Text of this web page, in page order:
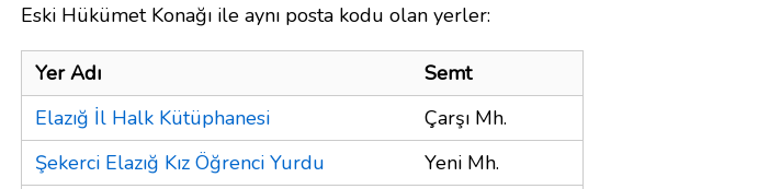
Eski Hükümet Konağı ile aynı posta kodu olan yerler:
Yer Adı
Semt
Elazığ İl Halk Kütüphanesi
Çarşı Mh.
Şekerci Elazığ Kız Öğrenci Yurdu
Yeni Mh.